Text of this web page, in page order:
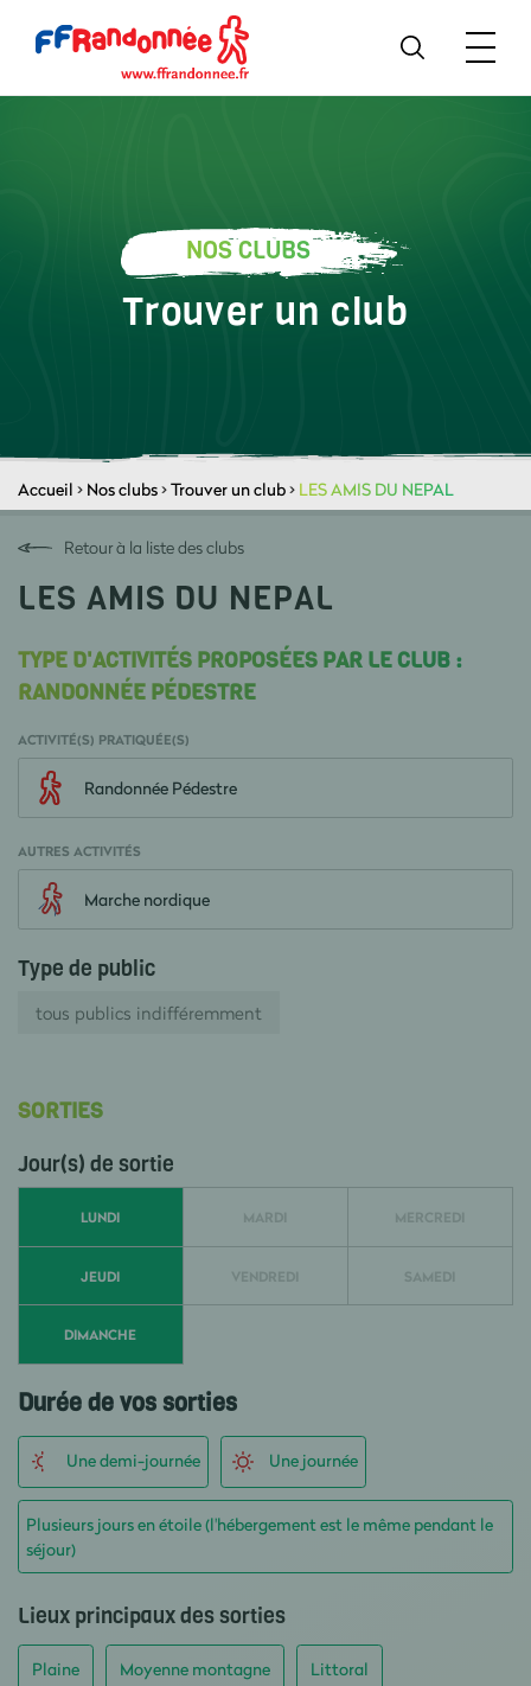
NOS CLUBS
Trouver un club
Accueil > Nos clubs>Trouver un club> LES AMIS DU NEPAL
Retour à la liste des clubs
LES AMIS DU NEPAL
TYPE D'ACTIVITÉS PROPOSÉES PAR LE CLUB :
RANDONNÉE PÉDESTRE
ACTIVITÉ(S) PRATIQUÉE(S)
Randonnée Pédestre
AUTRES ACTIVITÉS
Marche nordique
Type de public
tous publics indifféremment
SORTIES
Jour(s) de sortie
LUNDI MARDI MERCREDI
JEUDI VENDREDI SAMEDI
DIMANCHE
Durée de vos sorties
Une demi-journée Une journée
Plusieurs jours en étoile (l'hébergement est le même pendant le
séjour)
Lieux principaux des sorties
Plaine Moyenne montagne Littoral